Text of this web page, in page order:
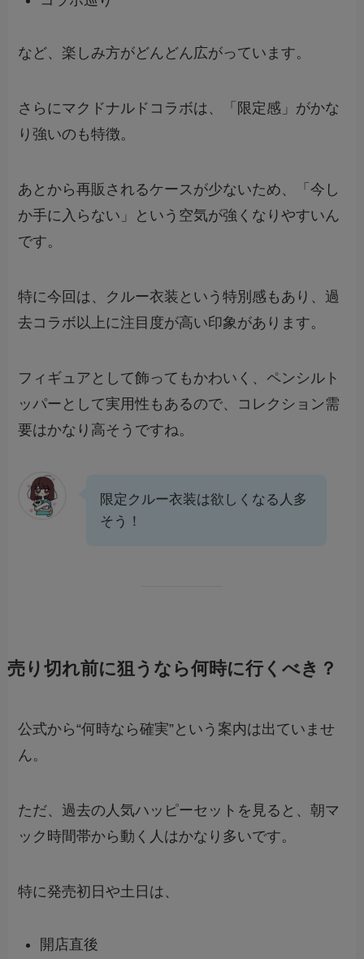
など、楽しみ方がどんどん広がっています。
さらにマクドナルドコラボは、「限定感」がかな
り強いのも特徴。
あとから再販されるケースが少ないため、「今し
か手に入らない」という空気が強くなりやすいん
です。
特に今回は、クルー衣装という特別感もあり、過
去コラボ以上に注目度が高い印象があります。
フィギュアとして飾ってもかわいく、ペンシルト
ッパーとして実用性もあるので、コレクション需
要はかなり高そうですね。
限定クルー衣装は欲しくなる人多
そう！
売り切れ前に狙うなら何時に行くべき？
公式から“何時なら確実”という案内は出ていませ
ん。
ただ、過去の人気ハッピーセットを見ると、朝マ
ック時間帯から動く人はかなり多いです。
特に発売初日や土日は、
開店直後